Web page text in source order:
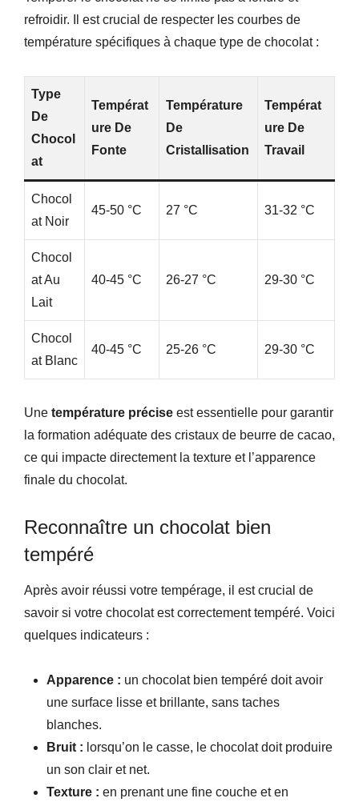
refroidir. Il est crucial de respecter les courbes de
température spécifiques à chaque type de chocolat :
Type
De
Chocol
At
Températ
Ure De
Fonte
Température
De
Cristallisation
Températ
Ure De
Travail
Chocol
At Noir
45-50 °C 27 °C 31-32 °C
Chocol
At Au
Lait
40-45 °C 26-27 °C 29-30 °C
Chocol
At Blanc
40-45 °C 25-26 °C 29-30 °C
Une température précise est essentielle pour garantir
la formation adéquate des cristaux de beurre de cacao,
ce qui impacte directement la texture et l’apparence
finale du chocolat.
Reconnaître un chocolat bien
tempéré
Après avoir réussi votre tempérage, il est crucial de
savoir si votre chocolat est correctement tempéré. Voici
quelques indicateurs :
Apparence : un chocolat bien tempéré doit avoir
une surface lisse et brillante, sans taches
blanches.
Bruit : lorsqu’on le casse, le chocolat doit produire
un son clair et net.
Texture : en prenant une fine couche et en